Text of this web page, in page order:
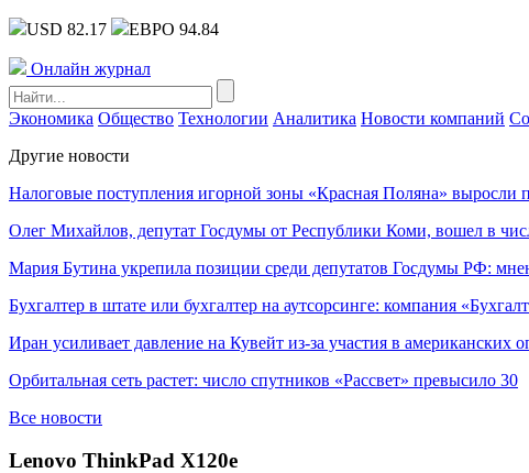
USD 82.17 ЕВРО 94.84
Онлайн журнал
Экономика Общество Технологии Аналитика Новости компаний
Другие новости
Налоговые поступления игорной зоны «Красная Поляна» выросли
Олег Михайлов, депутат Госдумы от Республики Коми, вошел в
Мария Бутина укрепила позиции среди депутатов Госдумы РФ:
Бухгалтер в штате или бухгалтер на аутсорсинге: компания
Иран усиливает давление на Кувейт из-за участия в американских
Орбитальная сеть растет: число спутников «Рассвет» превысило 30
Все новости
Lenovo ThinkPad X120e